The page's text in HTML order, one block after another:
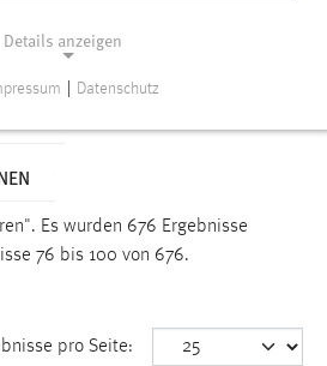
Es wurden 676 Ergebnisse
76 bis 100 von 676.
pro Seite:
Details anzeigen
für die einwandfreie Funktion der
Datenschutz